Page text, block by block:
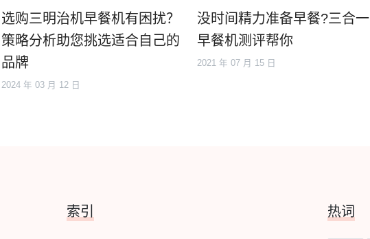
选购三明治机早餐机有困扰？
策略分析助您挑选适合自己的
品牌
2024 年 03 月 12 日
没时间精力准备早餐?三合一
早餐机测评帮你
2021 年 07 月 15 日
索引 热词